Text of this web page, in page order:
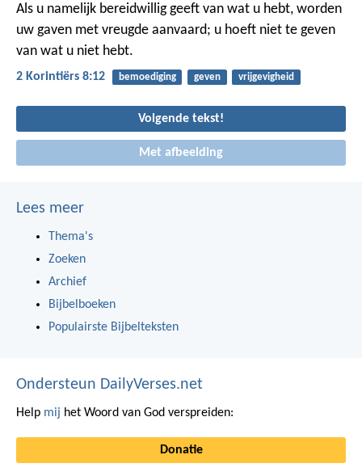
Als u namelijk bereidwillig geeft van wat u hebt, worden
uw gaven met vreugde aanvaard; u hoeft niet te geven
van wat u niet hebt.
2 Korintiërs 8:12 bemoediging geven vrijgevigheid
Volgende tekst!
Met afbeelding
Lees meer
Thema's
Zoeken
Archief
Bijbelboeken
Populairste Bijbelteksten
Ondersteun DailyVerses.net
Help mij het Woord van God verspreiden:
Donatie